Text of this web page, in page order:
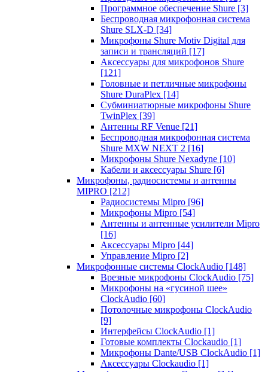
Программное обеспечение Shure [3]
Беспроводная микрофонная система
Shure SLX-D [34]
Микрофоны Shure Motiv Digital для
записи и трансляций [17]
Аксессуары для микрофонов Shure
[121]
Головные и петличные микрофоны
Shure DuraPlex [14]
Субминиатюрные микрофоны Shure
TwinPlex [39]
Антенны RF Venue [21]
Беспроводная микрофонная система
Shure MXW NEXT 2 [16]
Микрофоны Shure Nexadyne [10]
Кабели и аксессуары Shure [6]
Микрофоны, радиосистемы и антенны
MIPRO [212]
Радиосистемы Mipro [96]
Микрофоны Mipro [54]
Антенны и антенные усилители Mipro
[16]
Аксессуары Mipro [44]
Управление Mipro [2]
Микрофонные системы ClockAudio [148]
Врезные микрофоны ClockAudio [75]
Микрофоны на «гусиной шее»
ClockAudio [60]
Потолочные микрофоны ClockAudio
[9]
Интерфейсы ClockAudio [1]
Готовые комплекты Clockaudio [1]
Микрофоны Dante/USB ClockAudio [1]
Аксессуары Clockaudio [1]